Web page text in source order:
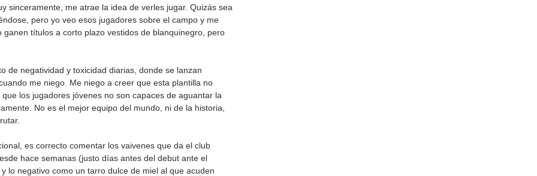
sinceramente, me atrae la idea de verles jugar. Quizás sea
pero yo veo esos jugadores sobre el campo y me
títulos a corto plazo vestidos de blanquinegro, pero
de negatividad y toxicidad diarias, donde se lanzan
me niego. Me niego a creer que esta plantilla no
los jugadores jóvenes no son capaces de aguantar la
No es el mejor equipo del mundo, ni de la historia,
es correcto comentar los vaivenes que da el club
hace semanas (justo días antes del debut ante el
lo negativo como un tarro dulce de miel al que acuden